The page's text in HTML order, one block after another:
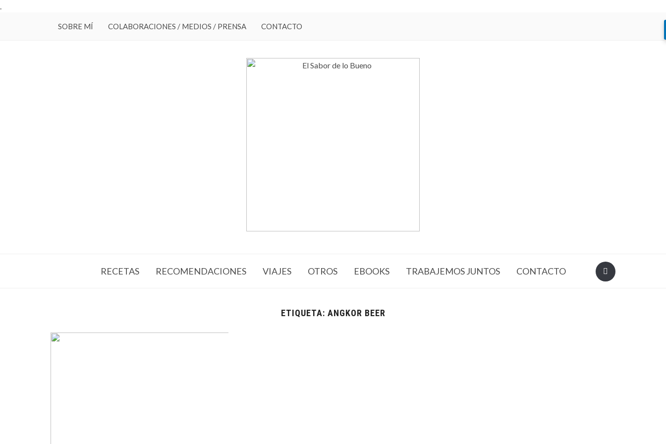
.
SOBRE MÍ COLABORACIONES / MEDIOS / PRENSA CONTACTO
RECETAS RECOMENDACIONES VIAJES OTROS EBOOKS TRABAJEMOS JUNTOS CONTACTO
ETIQUETA: ANGKOR BEER